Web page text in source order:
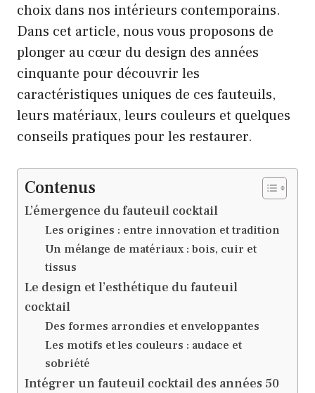
choix dans nos intérieurs contemporains.
Dans cet article, nous vous proposons de
plonger au cœur du design des années
cinquante pour découvrir les
caractéristiques uniques de ces fauteuils,
leurs matériaux, leurs couleurs et quelques
conseils pratiques pour les restaurer.
Contenus
L’émergence du fauteuil cocktail
Les origines : entre innovation et tradition
Un mélange de matériaux : bois, cuir et
tissus
Le design et l’esthétique du fauteuil
cocktail
Des formes arrondies et enveloppantes
Les motifs et les couleurs : audace et
sobriété
Intégrer un fauteuil cocktail des années 50